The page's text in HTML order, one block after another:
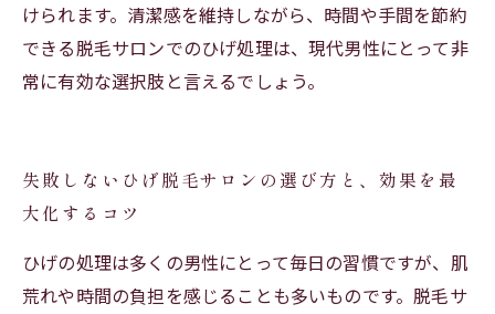
けられます。清潔感を維持しながら、時間や手間を節約
できる脱毛サロンでのひげ処理は、現代男性にとって非
常に有効な選択肢と言えるでしょう。
失敗しないひげ脱毛サロンの選び方と、効果を最
大化するコツ
ひげの処理は多くの男性にとって毎日の習慣ですが、肌
荒れや時間の負担を感じることも多いものです。脱毛サ